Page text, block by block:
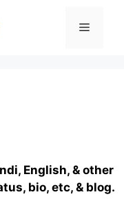
Menu
English, & other
bio, etc, & blog.